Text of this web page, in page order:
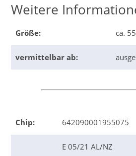
Weitere
Größe: ca.
vermittelbar ab:
Chip: 642090001955075
E 05/21 AL/NZ